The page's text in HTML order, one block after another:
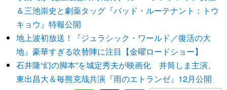
＆三池崇史と劇薬タッグ『バッド・ルーテナント：トウ
キョウ』特報公開
地上波初放送！『ジュラシック・ワールド／復活の大
地』豪華すぎる吹替陣に注目【金曜ロードショー】
石井隆“幻の脚本”を城定秀夫が映画化 井筒しま主演、
東出昌大＆毎熊克哉共演『雨のエトランゼ』12月公開